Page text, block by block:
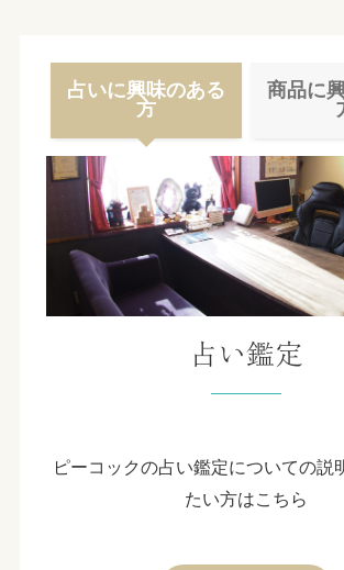
占いに興味のある
方
商品に
占い鑑定
ピーコックの占い鑑定についての説
たい方はこちら